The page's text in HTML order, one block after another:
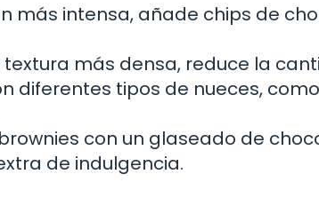
más intensa, añade chips de
textura más densa, reduce la
diferentes tipos de nueces,
con un glaseado de
de indulgencia.